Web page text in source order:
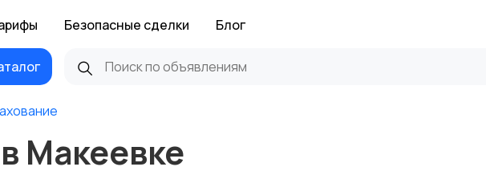
Безопасные сделки Блог
Макеевке